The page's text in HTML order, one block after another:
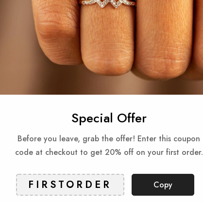
Special Offer
Before you leave, grab the offer! Enter this coupon
code at checkout to get 20% off on your first order.
Copy
Reviews
Produkty powiązane